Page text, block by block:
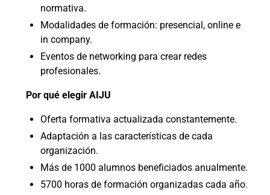
normativa.
Modalidades de formación: presencial, online e
in company.
Eventos de networking para crear redes
profesionales.
Por qué elegir AIJU
Oferta formativa actualizada constantemente.
Adaptación a las características de cada
organización.
Más de 1000 alumnos beneficiados anualmente.
5700 horas de formación organizadas cada año.